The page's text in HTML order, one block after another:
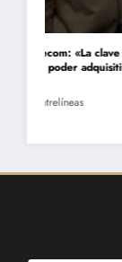
Daniel
energético
01/07/2026